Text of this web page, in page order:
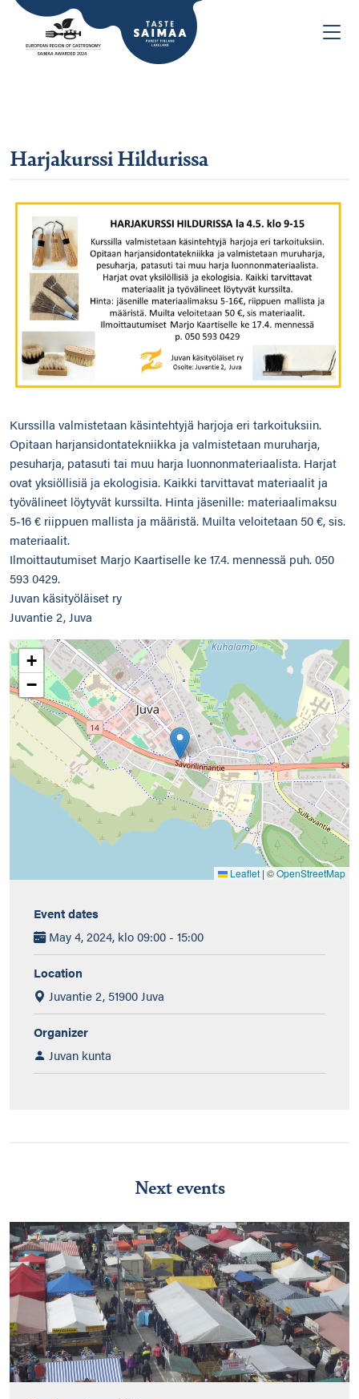
Harjakurssi Hildurissa
Kurssilla valmistetaan käsintehtyjä harjoja eri tarkoituksiin.
Opitaan harjansidontatekniikka ja valmistetaan muruharja,
pesuharja, patasuti tai muu harja luonnonmateriaalista. Harjat
ovat yksiöllisiä ja ekologisia. Kaikki tarvittavat materiaalit ja
työvälineet löytyvät kurssilta. Hinta jäsenille: materiaalimaksu
5-16 € riippuen mallista ja määristä. Muilta veloitetaan 50 €, sis.
materiaalit.
Ilmoittautumiset Marjo Kaartiselle ke 17.4. mennessä puh. 050
593 0429.
Juvan käsityöläiset ry
Juvantie 2, Juva
+
−
Leaflet | ©OpenStreetMap
Event dates
May 4, 2024, klo 09:00 - 15:00
Location
Juvantie 2, 51900 Juva
Organizer
Juvan kunta
Next events